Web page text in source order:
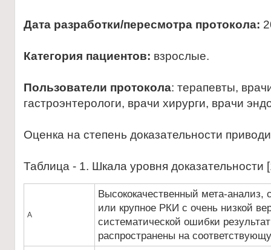
Дата разработки/пересмотра протокола:
Категория пациентов: взрослые.
Пользователи протокола: терапевты,
гастроэнтерологи, врачи хирурги, врачи
Оценка на степень доказательности
Таблица - 1. Шкала уровня доказательности
А
Высококачественный мета-анализ,
или крупное РКИ с очень низкой
систематической ошибки
распространены на